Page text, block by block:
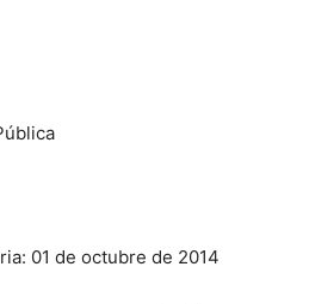
01 de octubre de 2014